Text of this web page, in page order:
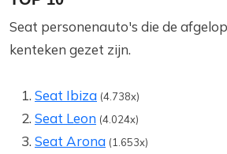
Seat personenauto's die de
kenteken gezet zijn.
Seat Ibiza (4.738x)
Seat Leon (4.024x)
Seat Arona (1.653x)